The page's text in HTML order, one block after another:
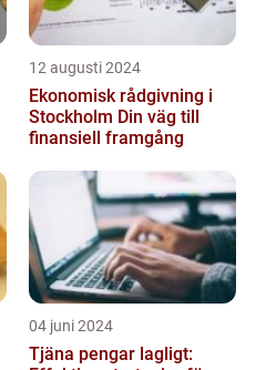
12 augusti 2024
Ekonomisk rådgivning i
Stockholm Din väg till
finansiell framgång
04 juni 2024
Tjäna pengar lagligt: